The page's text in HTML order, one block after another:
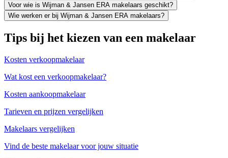
Voor wie is Wijman & Jansen ERA makelaars geschikt?
Wie werken er bij Wijman & Jansen ERA makelaars?
Tips bij het kiezen van een makelaar
Kosten verkoopmakelaar
Wat kost een verkoopmakelaar?
Kosten aankoopmakelaar
Tarieven en prijzen vergelijken
Makelaars vergelijken
Vind de beste makelaar voor jouw situatie